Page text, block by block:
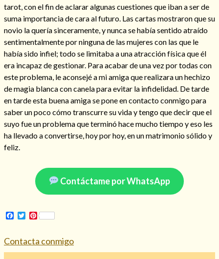
Consulta de tarot online
Hechizo de alejamiento
Tu consulta al tarot
Amarres(145)
Cartomancia(117)
tarot, con el fin de aclarar algunas cuestiones que iban a ser de
suma importancia de cara al futuro. Las cartas mostraron que su
novio la quería sinceramente, y nunca se había sentido atraído
sentimentalmente por ninguna de las mujeres con las que le
había sido infiel; todo se limitaba a una atracción física que él
era incapaz de gestionar. Para acabar de una vez por todas con
este problema, le aconsejé a mi amiga que realizara un hechizo
de magia blanca con canela para evitar la infidelidad. De tarde
en tarde esta buena amiga se pone en contacto conmigo para
saber un poco cómo transcurre su vida y tengo que decir que el
suyo fue un problema que terminó hace mucho tiempo y eso les
ha llevado a convertirse, hoy por hoy, en un matrimonio sólido y
feliz.
Contáctame por WhatsApp
Facebook
Twitter
Pinterest
Contacta conmigo